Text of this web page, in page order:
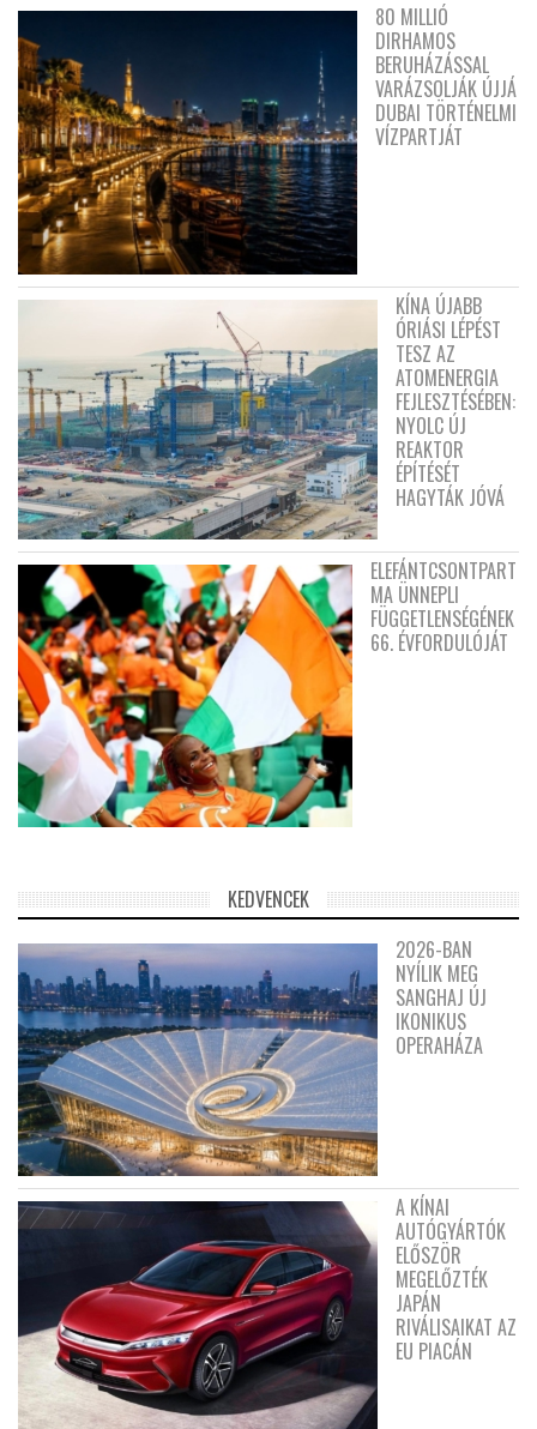
80 MILLIÓ
DIRHAMOS
BERUHÁZÁSSAL
VARÁZSOLJÁK ÚJJÁ
DUBAI TÖRTÉNELMI
VÍZPARTJÁT
KÍNA ÚJABB
ÓRIÁSI LÉPÉST
TESZ AZ
ATOMENERGIA
FEJLESZTÉSÉBEN:
NYOLC ÚJ
REAKTOR
ÉPÍTÉSÉT
HAGYTÁK JÓVÁ
ELEFÁNTCSONTPART
MA ÜNNEPLI
FÜGGETLENSÉGÉNEK
66. ÉVFORDULÓJÁT
KEDVENCEK
2026-BAN
NYÍLIK MEG
SANGHAJ ÚJ
IKONIKUS
OPERAHÁZA
A KÍNAI
AUTÓGYÁRTÓK
ELŐSZÖR
MEGELŐZTÉK
JAPÁN
RIVÁLISAIKAT AZ
EU PIACÁN